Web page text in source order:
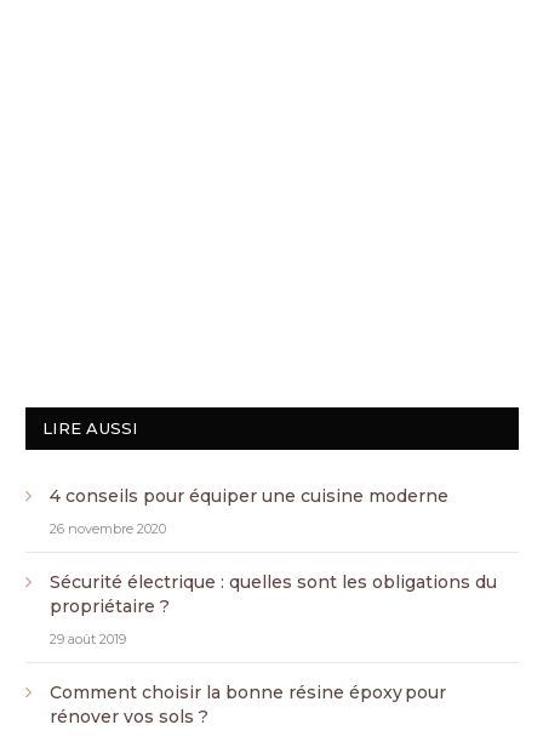
LIRE AUSSI
4 conseils pour équiper une cuisine moderne
26 novembre 2020
Sécurité électrique : quelles sont les obligations du
propriétaire ?
29 août 2019
Comment choisir la bonne résine époxy pour
rénover vos sols ?